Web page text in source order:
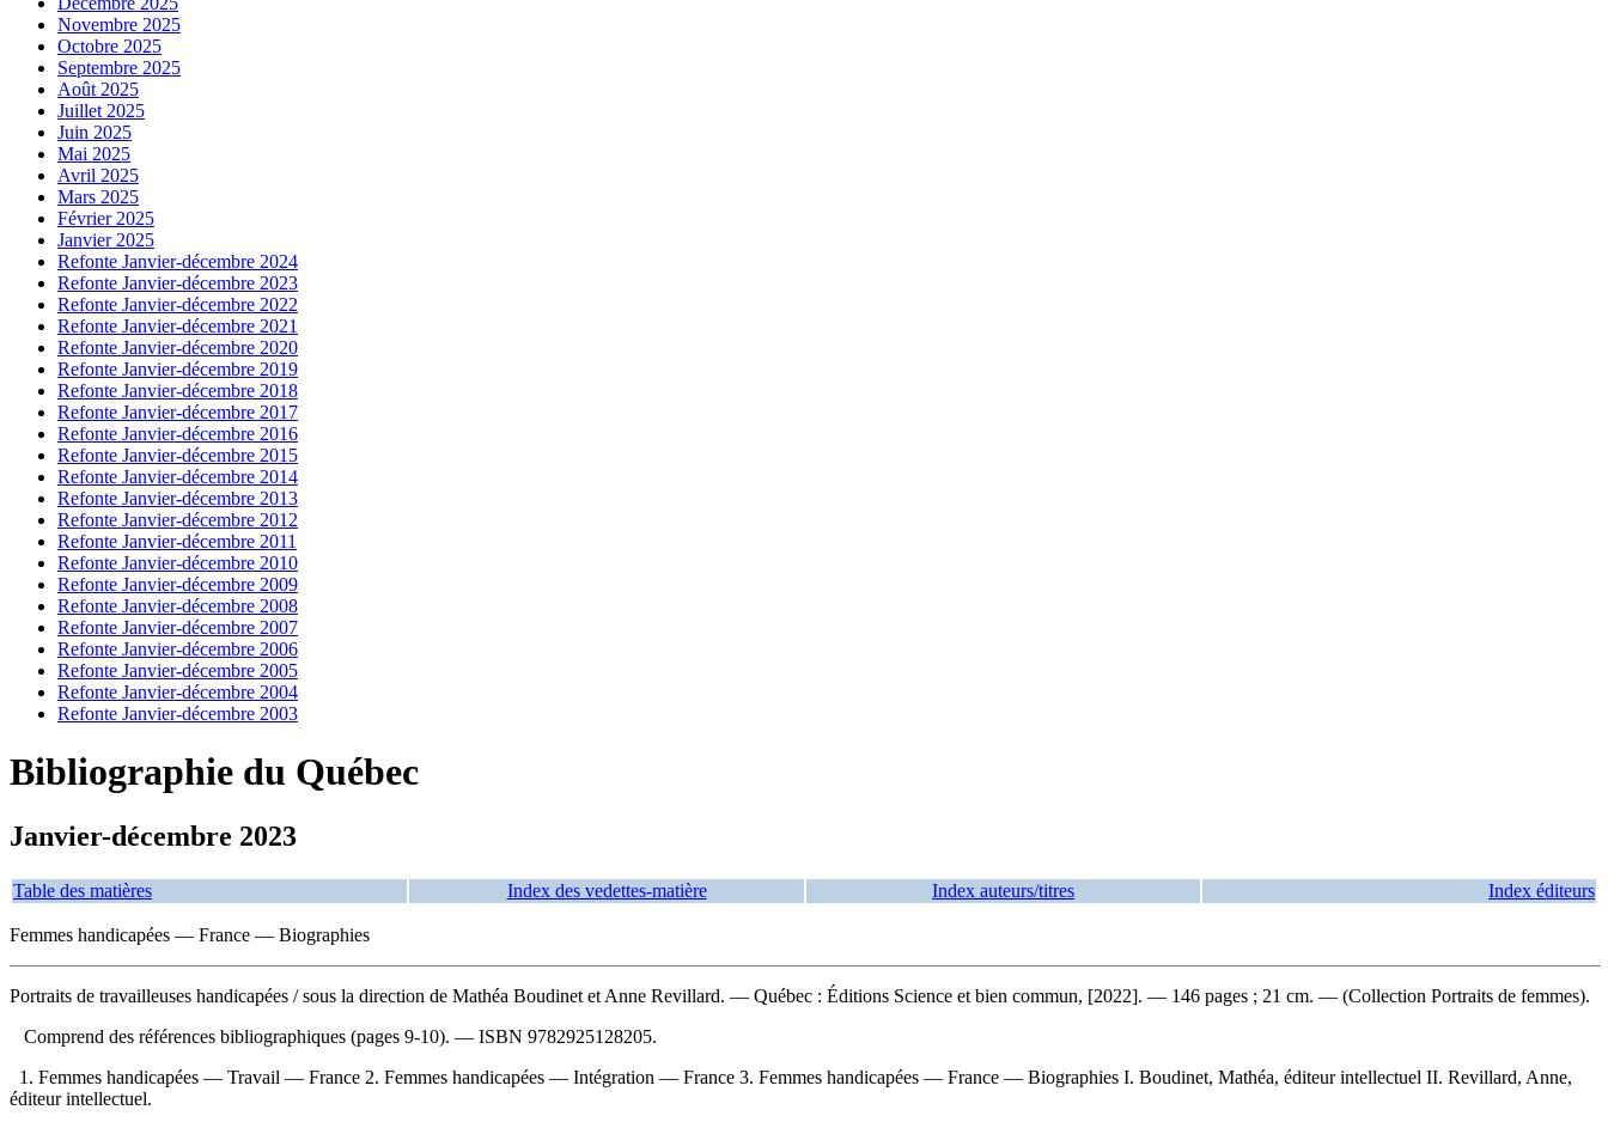
Novembre 2025
Octobre 2025
Septembre 2025
Août 2025
Juillet 2025
Juin 2025
Mai 2025
Avril 2025
Mars 2025
Février 2025
Janvier 2025
Refonte Janvier-décembre 2024
Refonte Janvier-décembre 2023
Refonte Janvier-décembre 2022
Refonte Janvier-décembre 2021
Refonte Janvier-décembre 2020
Refonte Janvier-décembre 2019
Refonte Janvier-décembre 2018
Refonte Janvier-décembre 2017
Refonte Janvier-décembre 2016
Refonte Janvier-décembre 2015
Refonte Janvier-décembre 2014
Refonte Janvier-décembre 2013
Refonte Janvier-décembre 2012
Refonte Janvier-décembre 2011
Refonte Janvier-décembre 2010
Refonte Janvier-décembre 2009
Refonte Janvier-décembre 2008
Refonte Janvier-décembre 2007
Refonte Janvier-décembre 2006
Refonte Janvier-décembre 2005
Refonte Janvier-décembre 2004
Refonte Janvier-décembre 2003
Bibliographie du Québec
Janvier-décembre 2023
Table des matières Index des vedettes-matière Index auteurs/titres Index éditeurs
Femmes handicapées — France — Biographies
Portraits de travailleuses handicapées / sous la direction de Mathéa Boudinet et Anne Revillard. — Québec : Éditions Science et bien commun, [2022]. — 146 pages ; 21 cm. — (Collection Portraits de femmes).
Comprend des références bibliographiques (pages 9-10). — ISBN 9782925128205.
1. Femmes handicapées — Travail — France 2. Femmes handicapées — Intégration — France 3. Femmes handicapées — France — Biographies I. Boudinet, Mathéa, éditeur intellectuel II. Revillard, Anne,
éditeur intellectuel.